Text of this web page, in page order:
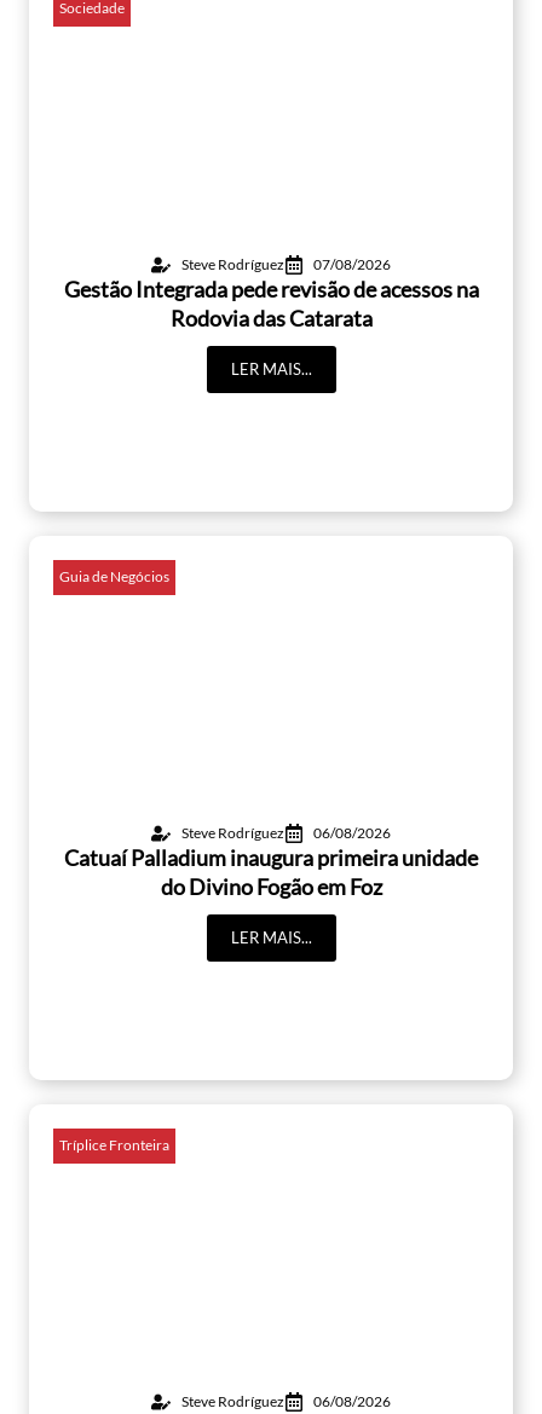
Sociedade
Steve Rodríguez 07/08/2026
Gestão Integrada pede revisão de acessos na
Rodovia das Catarata
LER MAIS...
Guia de Negócios
Steve Rodríguez 06/08/2026
Catuaí Palladium inaugura primeira unidade
do Divino Fogão em Foz
LER MAIS...
Tríplice Fronteira
Steve Rodríguez 06/08/2026